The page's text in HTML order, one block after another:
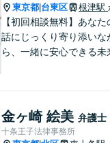
東京都 台東区 根津駅
【初回相談無料】あなた
話にじっくり寄り添いな
ら、一緒に安心できる未
士」を目指しています。
や夜間相談も柔軟に対応
金ヶ崎 絵美 弁護士
十条王子法律事務所